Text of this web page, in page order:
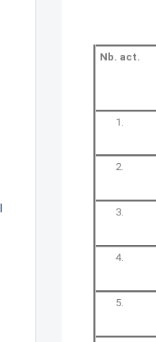
Nb. act.
1.
2.
3.
4.
5.